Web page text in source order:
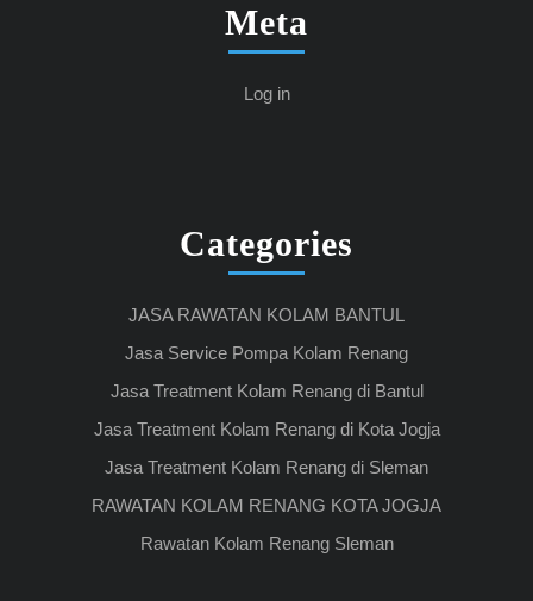
Meta
Log in
Categories
JASA RAWATAN KOLAM BANTUL
Jasa Service Pompa Kolam Renang
Jasa Treatment Kolam Renang di Bantul
Jasa Treatment Kolam Renang di Kota Jogja
Jasa Treatment Kolam Renang di Sleman
RAWATAN KOLAM RENANG KOTA JOGJA
Rawatan Kolam Renang Sleman